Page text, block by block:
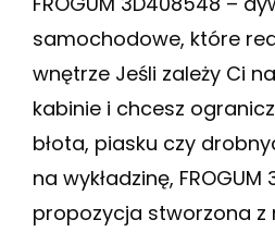
samochodowe, które
wnętrze Jeśli zależy Ci
kabinie i chcesz
błota, piasku czy
na wykładzinę,
propozycja stworzona z